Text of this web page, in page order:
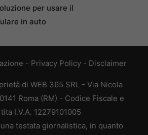
per usare il
in auto
- Privacy Policy - Disclaimer
di WEB 365 SRL - Via Nicola
Roma (RM) - Codice Fiscale e
I.V.A. 12279101005
testata giornalistica, in quanto